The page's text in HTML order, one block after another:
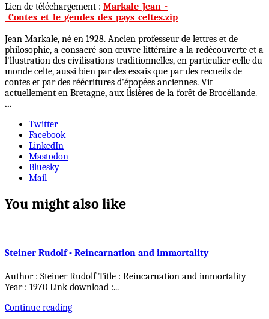
Lien de téléchargement : Markale_Jean_-
_Contes_et_le_gendes_des_pays_celtes.zip
Jean Markale, né en 1928. Ancien professeur de lettres et de
philosophie, a consacré-son œuvre littéraire a la redécouverte et a
l'llustration des civilisations traditionnelles, en particulier celle du
monde celte, aussi bien par des essais que par des recueils de
contes et par des réécritures d'épopées anciennes. Vit
actuellement en Bretagne, aux lisières de la forêt de Brocéliande.
...
Twitter
Facebook
LinkedIn
Mastodon
Bluesky
Mail
You might also like
Steiner Rudolf - Reincarnation and immortality
Author : Steiner Rudolf Title : Reincarnation and immortality
Year : 1970 Link download :...
Continue reading